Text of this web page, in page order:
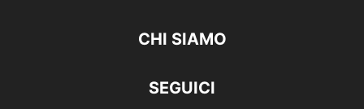
CHI SIAMO
SEGUICI